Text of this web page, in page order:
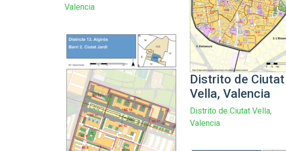
Valencia
Distrito de Ciutat
Vella, Valencia
Distrito de Ciutat Vella,
Valencia